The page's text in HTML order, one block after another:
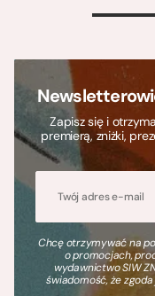
>
Zapisz się i
premierą, zniżki,
Chcę otrzymywać na
o promocjach,
wydawnictwo SIW
świadomość, że